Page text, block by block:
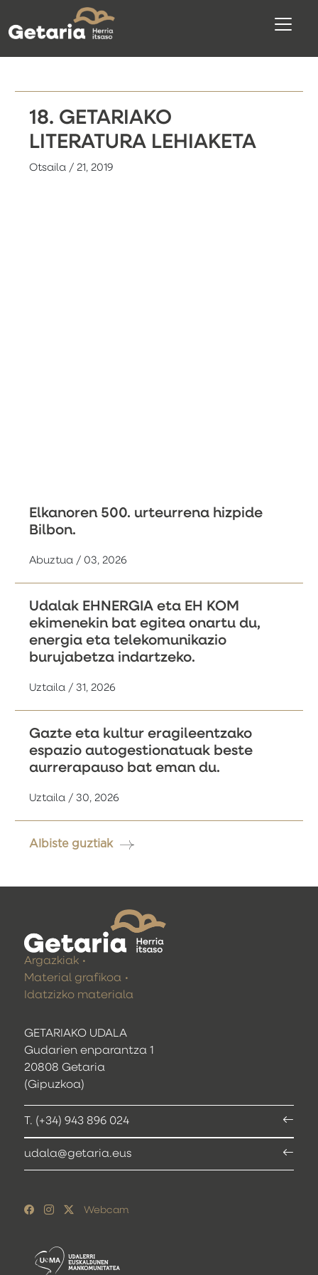
18. GETARIAKO
LITERATURA LEHIAKETA
Otsaila / 21, 2019
Elkanoren 500. urteurrena hizpide
Bilbon.
Abuztua / 03, 2026
Udalak EHNERGIA eta EH KOM
ekimenekin bat egitea onartu du,
energia eta telekomunikazio
burujabetza indartzeko.
Uztaila / 31, 2026
Gazte eta kultur eragileentzako
espazio autogestionatuak beste
aurrerapauso bat eman du.
Uztaila / 30, 2026
Albiste guztiak
GETARIAKO UDALA
Gudarien enparantza 1
20808 Getaria
(Gipuzkoa)
T. (+34) 943 896 024
udala@getaria.eus
Argazkiak
Material grafikoa
Idatzizko materiala
Webcam